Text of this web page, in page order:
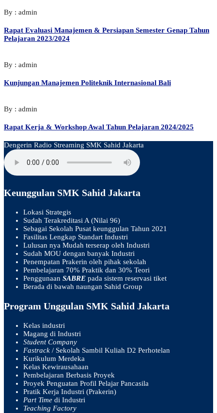
By : admin
Rapat Evaluasi Manajemen & Persiapan Semester Genap Tahun
Pelajaran 2023/2024
By : admin
Kunjungan Manajemen Politeknik Internasional Bali
By : admin
Rapat Kerja & Workshop Awal Tahun Pelajaran 2024/2025
Dengerin Radio Streaming SMK Sahid Jakarta
Keunggulan SMK Sahid Jakarta
Lokasi Strategis
Sudah Terakreditasi A (Nilai 96)
Sebagai Sekolah Pusat keunggulan Tahun 2021
Fasilitas Lengkap Standart Industri
Lulusan nya Mudah terserap oleh Industri
Sudah MOU dengan banyak Industri
Penempatan Prakerin oleh pihak sekolah
Pembelajaran 70% Praktik dan 30% Teori
Penggunaan SABRE pada sistem reservasi tiket
Berada di bawah naungan Sahid Group
Program Unggulan SMK Sahid Jakarta
Kelas industri
Magang di Industri
Student Company
Fastrack / Sekolah Sambil Kuliah D2 Perhotelan
Kurikulum Merdeka
Kelas Kewirausahaan
Pembelajaran Berbasis Proyek
Proyek Penguatan Profil Pelajar Pancasila
Pratik Kerja Industri (Prakerin)
Part Time di Industri
Teaching Factory